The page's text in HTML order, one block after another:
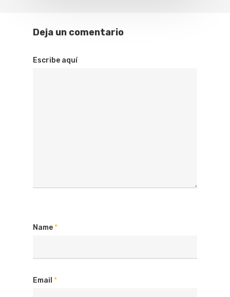
Deja un comentario
Escribe aquí
Name*
Email *